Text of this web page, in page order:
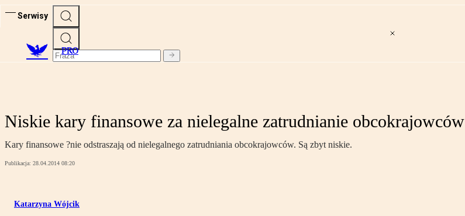
Serwisy
PRO
Niskie kary finansowe za nielegalne zatrudnianie obcokrajowców
Kary finansowe ?nie odstraszają od nielegalnego zatrudniania obcokrajowców. Są zbyt niskie.
Publikacja: 28.04.2014 08:20
Katarzyna Wójcik